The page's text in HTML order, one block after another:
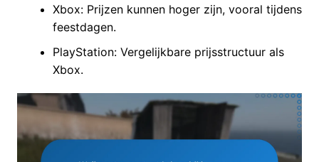
Xbox: Prijzen kunnen hoger zijn, vooral tijdens
feestdagen.
PlayStation: Vergelijkbare prijsstructuur als
Xbox.